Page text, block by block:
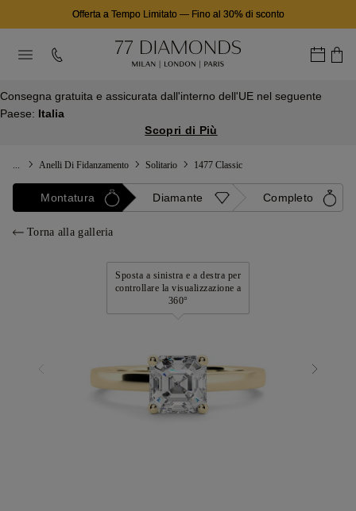
Offerta a Tempo Limitato— Fino al 30% di sconto
Consegna gratuita e assicurata dall'interno dell'UE nel seguente
Paese: Italia
Scopri di Più
Anelli Di Fidanzamento Solitario 1477 Classic
Montatura Diamante Completo
Torna alla galleria
Sposta a sinistra e a destra per
controllare la visualizzazione a
360°